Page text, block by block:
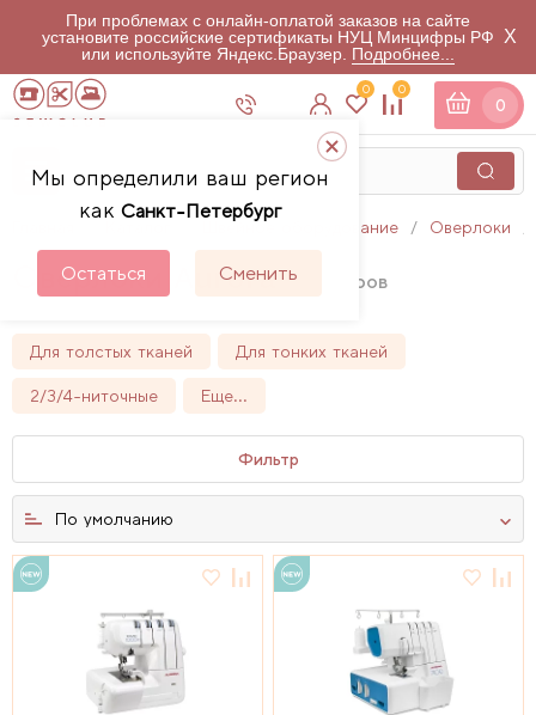
При проблемах с онлайн-оплатой заказов на сайте
установите российские сертификаты НУЦ Минцифры РФ
или используйте Яндекс.Браузер. Подробнее...
X
Мы определили ваш регион
как Санкт-Петербург
Остаться Сменить
0 0
0
Швейное оборудование Оверлоки
Оверлоки Aurora 7 товаров
Для толстых тканей Для тонких тканей
2/3/4-ниточные Еще...
Фильтр
По умолчанию